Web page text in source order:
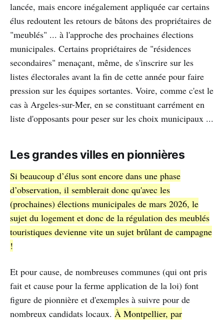
lancée, mais encore inégalement appliquée car certains
élus redoutent les retours de bâtons des propriétaires de
"meublés" ... à l'approche des prochaines élections
municipales. Certains propriétaires de "résidences
secondaires" menaçant, même, de s'inscrire sur les
listes électorales avant la fin de cette année pour faire
pression sur les équipes sortantes. Voire, comme c'est le
cas à Argeles-sur-Mer, en se constituant carrément en
liste d'opposants pour peser sur les choix municipaux ...
Les grandes villes en pionnières
Si beaucoup d’élus sont encore dans une phase
d’observation, il semblerait donc qu'avec les
(prochaines) élections municipales de mars 2026, le
sujet du logement et donc de la régulation des meublés
touristiques devienne vite un sujet brûlant de campagne
!
Et pour cause, de nombreuses communes (qui ont pris
fait et cause pour la ferme application de la loi) font
figure de pionnière et d'exemples à suivre pour de
nombreux candidats locaux. À Montpellier, par